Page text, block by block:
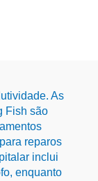
As
Fish são
reparos
inclui
enquanto